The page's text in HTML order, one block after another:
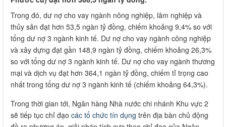
Trong đó, dư nợ cho vay ngành nông nghiệp, lâm nghiệp và
thủy sản đạt hơn 53,5 ngàn tỷ đồng, chiếm khoảng 9,4% so với
tổng dư nợ 3 ngành kinh tế. Dư nợ cho vay ngành công nghiệp
và xây dựng đạt gần 148,9 ngàn tỷ đồng, chiếm khoảng 26,3%
so với tổng dư nợ 3 ngành kinh tế. Dư nợ cho vay ngành thương
mại và dịch vụ đạt hơn 364,1 ngàn tỷ đồng, chiếm tỉ trọng cao
nhất trong tổng dư nợ 3 ngành kinh tế (chiếm khoảng 64,3%).
Trong thời gian tới, Ngân hàng Nhà nước chi nhánh Khu vực 2
sẽ tiếp tục chỉ đạo các tổ chức tín dụng trên địa bàn chủ động